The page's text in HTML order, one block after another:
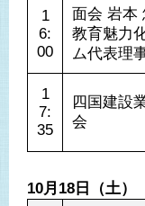
1
6:
00
面会 岩本
教育魅力
ム代表理
1
7:
35
四国建設
会
10月18日（土）